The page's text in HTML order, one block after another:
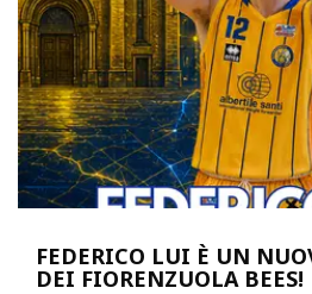
FEDERICO LUI È UN
DEI FIORENZUOLA BEES!